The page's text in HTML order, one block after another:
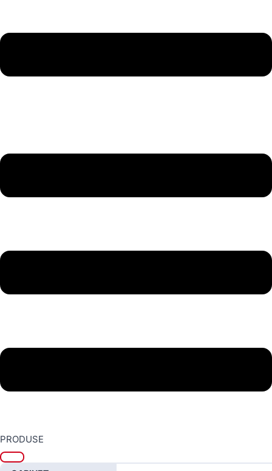
PRODUSE